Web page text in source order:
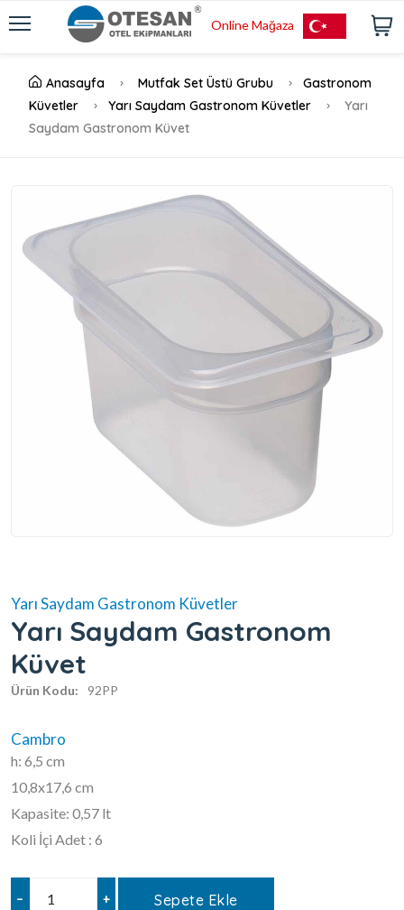
Online Mağaza
Anasayfa Mutfak Set Üstü Grubu
Gastronom
Küvetler
Yarı Saydam Gastronom Küvetler
Yarı
Saydam Gastronom Küvet
Yarı Saydam Gastronom Küvetler
Yarı Saydam Gastronom
Küvet
Ürün Kodu: 92PP
Cambro
h: 6,5 cm
10,8x17,6 cm
Kapasite: 0,57 lt
Koli İçi Adet : 6
– + Sepete Ekle